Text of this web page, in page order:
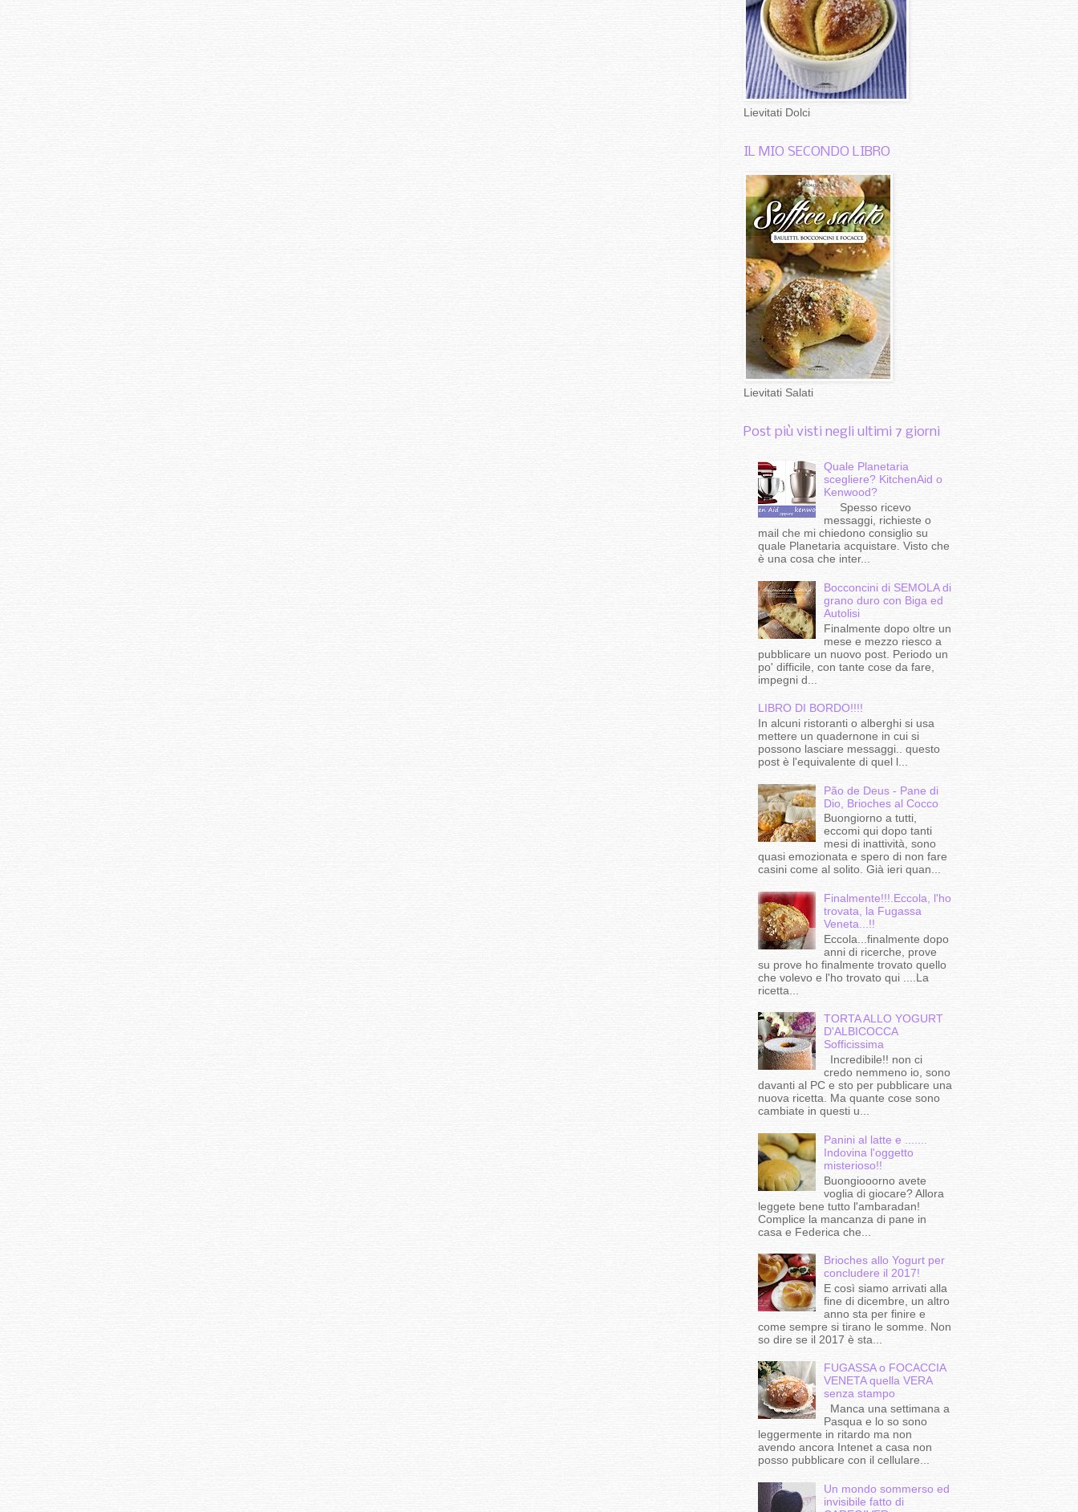
Lievitati Dolci
IL MIO SECONDO LIBRO
Lievitati Salati
Post più visti negli ultimi 7 giorni
Quale Planetaria
scegliere? KitchenAid o
Kenwood?
Spesso ricevo
messaggi, richieste o
mail che mi chiedono consiglio su
quale Planetaria acquistare. Visto che
è una cosa che inter...
Bocconcini di SEMOLA di
grano duro con Biga ed
Autolisi
Finalmente dopo oltre un
mese e mezzo riesco a
pubblicare un nuovo post. Periodo un
po' difficile, con tante cose da fare,
impegni d...
LIBRO DI BORDO!!!!
In alcuni ristoranti o alberghi si usa
mettere un quadernone in cui si
possono lasciare messaggi.. questo
post è l'equivalente di quel l...
Pão de Deus - Pane di
Dio, Brioches al Cocco
Buongiorno a tutti,
eccomi qui dopo tanti
mesi di inattività, sono
quasi emozionata e spero di non fare
casini come al solito. Già ieri quan...
Finalmente!!!.Eccola, l'ho
trovata, la Fugassa
Veneta...!!
Eccola...finalmente dopo
anni di ricerche, prove
su prove ho finalmente trovato quello
che volevo e l'ho trovato qui ....La
ricetta...
TORTA ALLO YOGURT
D'ALBICOCCA
Sofficissima
Incredibile!! non ci
credo nemmeno io, sono
davanti al PC e sto per pubblicare una
nuova ricetta. Ma quante cose sono
cambiate in questi u...
Panini al latte e .......
Indovina l'oggetto
misterioso!!
Buongiooorno avete
voglia di giocare? Allora
leggete bene tutto l'ambaradan!
Complice la mancanza di pane in
casa e Federica che...
Brioches allo Yogurt per
concludere il 2017!
E così siamo arrivati alla
fine di dicembre, un altro
anno sta per finire e
come sempre si tirano le somme. Non
so dire se il 2017 è sta...
FUGASSA o FOCACCIA
VENETA quella VERA
senza stampo
Manca una settimana a
Pasqua e lo so sono
leggermente in ritardo ma non
avendo ancora Intenet a casa non
posso pubblicare con il cellulare...
Un mondo sommerso ed
invisibile fatto di